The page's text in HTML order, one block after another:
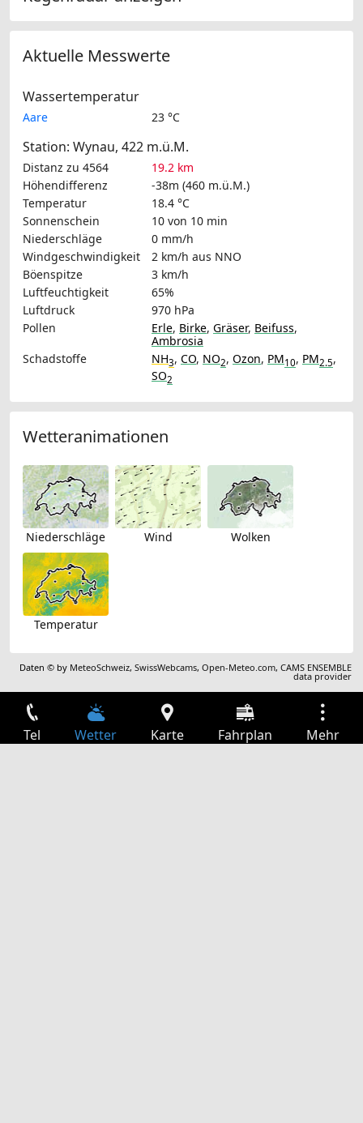
Aktuelle Messwerte
Wassertemperatur
Aare 23 °C
Station: Wynau, 422 m.ü.M.
Distanz zu 4564
19.2 km
Höhendifferenz
-38m (460 m.ü.M.)
Temperatur
18.4 °C
Sonnenschein
10 von 10 min
Niederschläge
0 mm/h
Windgeschwindigkeit
2 km/h aus NNO
Böenspitze
3 km/h
Luftfeuchtigkeit
65%
Luftdruck
970 hPa
Pollen
Erle, Birke, Gräser, Beifuss,
Ambrosia
Schadstoffe
NH3, CO, NO2, Ozon, PM10, PM2.5,
SO2
Wetteranimationen
Niederschläge Wind Wolken
Temperatur
Daten © by MeteoSchweiz,SwissWebcams,Open-Meteo.com,CAMS ENSEMBLE
data provider
Tel Wetter Karte Fahrplan Mehr